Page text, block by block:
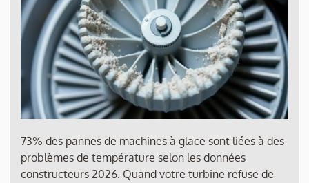
73% des pannes de machines à glace sont liées à des
problèmes de température selon les données
constructeurs 2026. Quand votre turbine refuse de